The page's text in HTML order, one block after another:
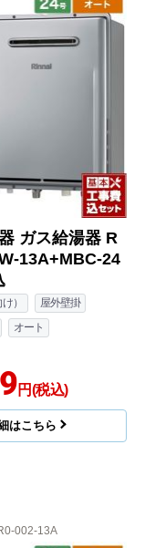
ガス給湯器 R
13A+MBC-24
）
屋外壁掛
オート
円(税込)
はこちら
002-13A